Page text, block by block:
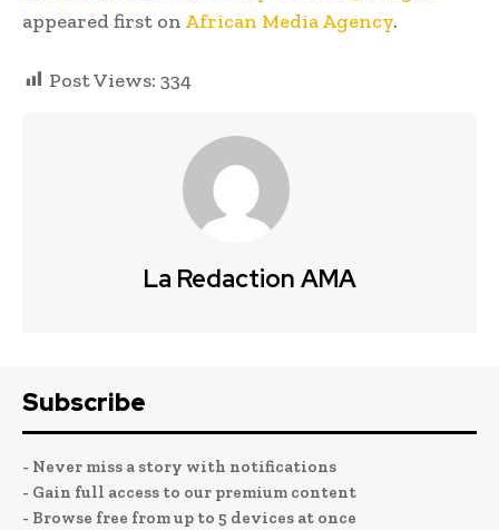
appeared first on African Media Agency.
Post Views: 334
La Redaction AMA
Subscribe
- Never miss a story with notifications
- Gain full access to our premium content
- Browse free from up to 5 devices at once